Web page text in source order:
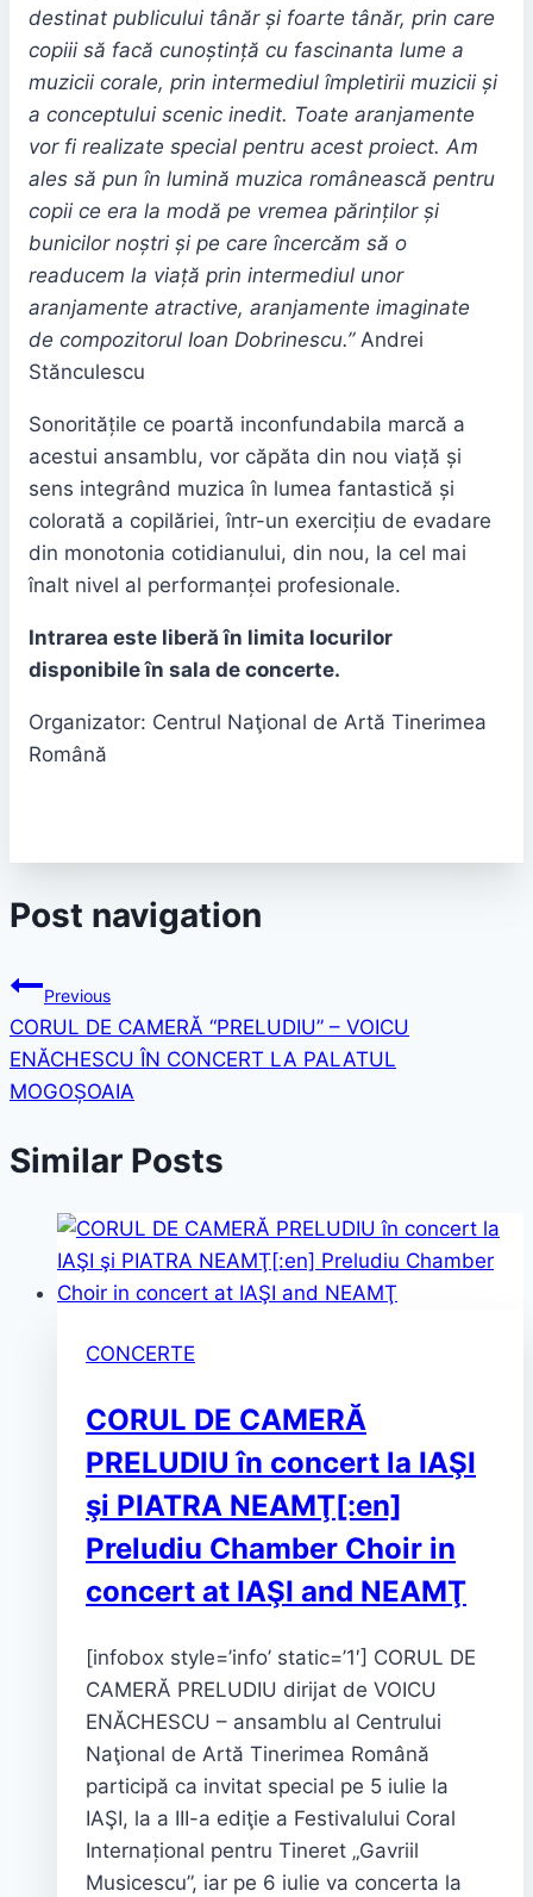
destinat publicului tânăr și foarte tânăr, prin care
copiii să facă cunoștință cu fascinanta lume a
muzicii corale, prin intermediul împletirii muzicii și
a conceptului scenic inedit. Toate aranjamente
vor fi realizate special pentru acest proiect. Am
ales să pun în lumină muzica românească pentru
copii ce era la modă pe vremea părinților și
bunicilor noștri și pe care încercăm să o
readucem la viață prin intermediul unor
aranjamente atractive, aranjamente imaginate
de compozitorul Ioan Dobrinescu.”Andrei
Stănculescu
Sonoritățile ce poartă inconfundabila marcă a
acestui ansamblu, vor căpăta din nou viață și
sens integrând muzica în lumea fantastică și
colorată a copilăriei, într-un exercițiu de evadare
din monotonia cotidianului, din nou, la cel mai
înalt nivel al performanței profesionale.
Intrarea este liberă în limita locurilor
disponibile în sala de concerte.
Organizator: Centrul Naţional de Artă Tinerimea
Română
Post navigation
Previous
CORUL DE CAMERĂ “PRELUDIU” – VOICU
ENĂCHESCU ÎN CONCERT LA PALATUL
MOGOȘOAIA
Similar Posts
CONCERTE
CORUL DE CAMERĂ
PRELUDIU în concert la IAŞI
şi PIATRA NEAMŢ[:en]
Preludiu Chamber Choir in
concert at IAŞI and NEAMŢ
[infobox style=’info’ static=’1′] CORUL DE
CAMERĂ PRELUDIU dirijat de VOICU
ENĂCHESCU – ansamblu al Centrului
Naţional de Artă Tinerimea Română
participă ca invitat special pe 5 iulie la
IAŞI, la a III-a ediţie a Festivalului Coral
Internațional pentru Tineret „Gavriil
Musicescu”, iar pe 6 iulie va concerta la